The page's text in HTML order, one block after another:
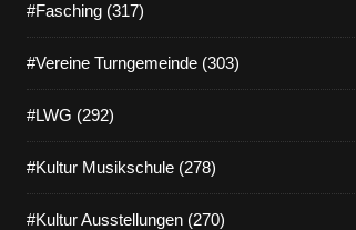
#Fasching (317)
#Vereine Turngemeinde (303)
#LWG (292)
#Kultur Musikschule (278)
#Kultur Ausstellungen (270)